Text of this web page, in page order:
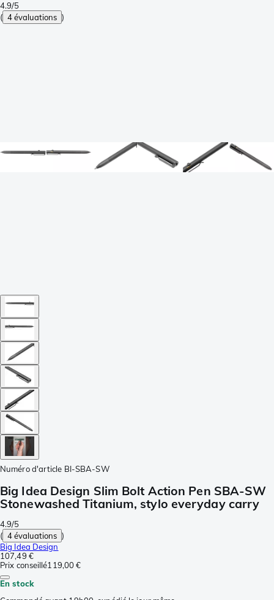
4.9/5
( 4 évaluations )
Numéro d'article BI-SBA-SW
Big Idea Design Slim Bolt Action Pen SBA-SW
Stonewashed Titanium, stylo everyday carry
4.9/5
( 4 évaluations )
Big Idea Design
107,49 €
Prix conseillé119,00 €
En stock